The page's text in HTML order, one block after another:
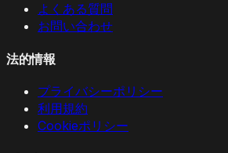
よくある質問
お問い合わせ
法的情報
プライバシーポリシー
利用規約
Cookieポリシー